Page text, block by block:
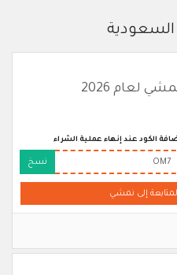
الكود عند إنهاء عملية الشراء
OM7 نسخ
إلى نمشي